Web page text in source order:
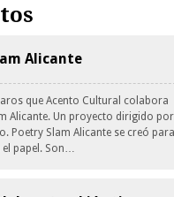
Alicante
que Acento Cultural colabora
Alicante. Un proyecto dirigido por
Poetry Slam Alicante se creó para
el papel. Son…